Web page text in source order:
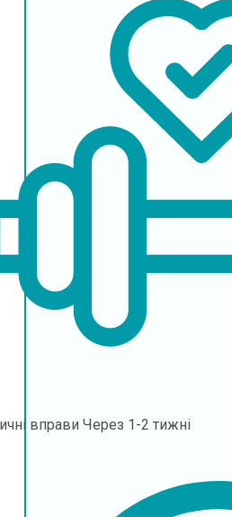
вправи Через 1-2 тижні